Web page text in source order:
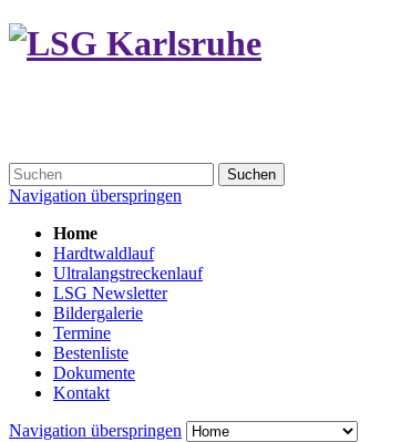
Suchen
Navigation überspringen
Home
Hardtwaldlauf
Ultralangstreckenlauf
LSG Newsletter
Bildergalerie
Termine
Bestenliste
Dokumente
Kontakt
Navigation überspringen